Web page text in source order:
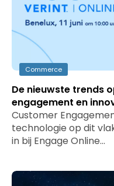
Commerce
De nieuwste trends
engagement en
Customer
technologie op dit
in bij Engage Online…